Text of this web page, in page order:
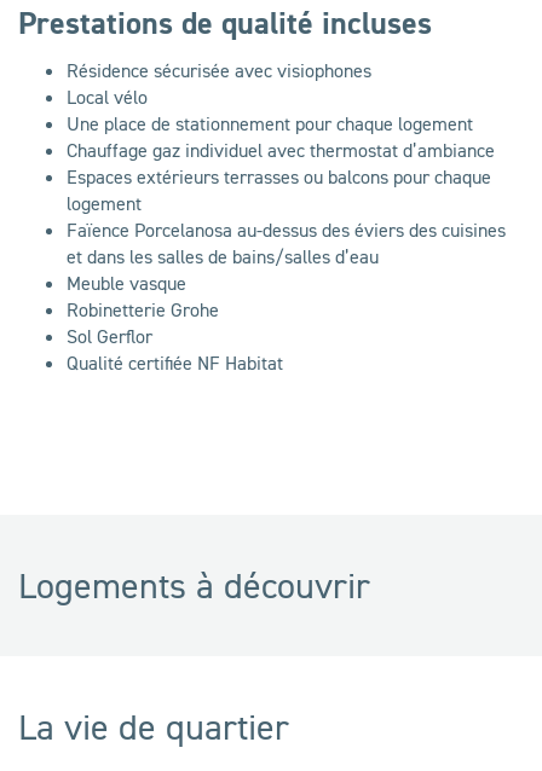
Prestations de qualité incluses
Résidence sécurisée avec visiophones
Local vélo
Une place de stationnement pour chaque logement
Chauffage gaz individuel avec thermostat d’ambiance
Espaces extérieurs terrasses ou balcons pour chaque
logement
Faïence Porcelanosa au-dessus des éviers des cuisines
et dans les salles de bains/salles d’eau
Meuble vasque
Robinetterie Grohe
Sol Gerflor
Qualité certifiée NF Habitat
Logements à découvrir
La vie de quartier